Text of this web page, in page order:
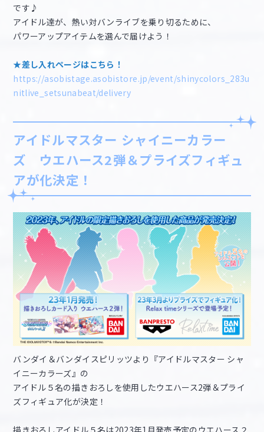
です♪
アイドル達が、熱い対バンライブを乗り切るために、
パワーアップアイテムを選んで届けよう！
★差し入れページはこちら！
https://asobistage.asobistore.jp/event/shinycolors_283u
nitlive_setsunabeat/delivery
アイドルマスター シャイニーカラー
ズ ウエハース2弾＆プライズフィギュ
アが化決定！
バンダイ＆バンダイスピリッツより『アイドルマスター シャ
イニーカラーズ』の
アイドル５名の描きおろしを使用したウエハース2弾＆プライ
ズフィギュア化が決定！
描きおろしアイドル５名は2023年1月発売予定のウエハース２